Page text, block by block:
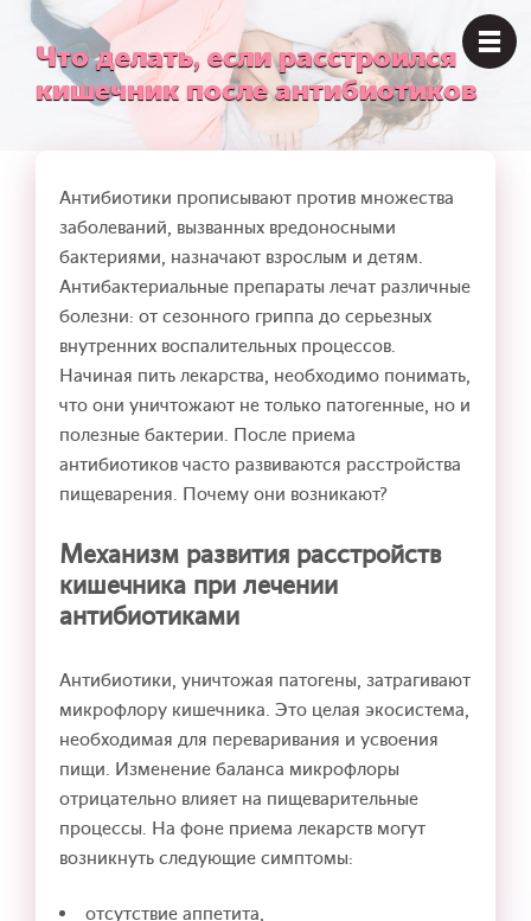
Что делать, если расстроился
кишечник после антибиотиков
Антибиотики прописывают против множества
заболеваний, вызванных вредоносными
бактериями, назначают взрослым и детям.
Антибактериальные препараты лечат различные
болезни: от сезонного гриппа до серьезных
внутренних воспалительных процессов.
Начиная пить лекарства, необходимо понимать,
что они уничтожают не только патогенные, но и
полезные бактерии. После приема
антибиотиков часто развиваются расстройства
пищеварения. Почему они возникают?
Механизм развития расстройств
кишечника при лечении
антибиотиками
Антибиотики, уничтожая патогены, затрагивают
микрофлору кишечника. Это целая экосистема,
необходимая для переваривания и усвоения
пищи. Изменение баланса микрофлоры
отрицательно влияет на пищеварительные
процессы. На фоне приема лекарств могут
возникнуть следующие симптомы:
отсутствие аппетита,